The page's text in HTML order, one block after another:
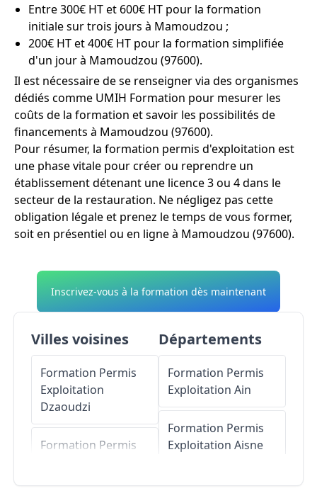
Entre 300€ HT et 600€ HT pour la formation
initiale sur trois jours à Mamoudzou ;
200€ HT et 400€ HT pour la formation simplifiée
d'un jour à Mamoudzou (97600).
Il est nécessaire de se renseigner via des organismes
dédiés comme UMIH Formation pour mesurer les
coûts de la formation et savoir les possibilités de
financements à Mamoudzou (97600).
Pour résumer, la formation permis d'exploitation est
une phase vitale pour créer ou reprendre un
établissement détenant une licence 3 ou 4 dans le
secteur de la restauration. Ne négligez pas cette
obligation légale et prenez le temps de vous former,
soit en présentiel ou en ligne à Mamoudzou (97600).
Inscrivez-vous à la formation dès maintenant
Villes voisines
Formation Permis
Exploitation
Dzaoudzi
Formation Permis
Départements
Formation Permis
Exploitation Ain
Formation Permis
Exploitation Aisne
Formation Permis